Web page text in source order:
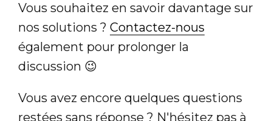
Vous souhaitez en savoir davantage sur
nos solutions ? Contactez-nous
également pour prolonger la
discussion 😉
Vous avez encore quelques questions
restées sans réponse ? N'hésitez pas à